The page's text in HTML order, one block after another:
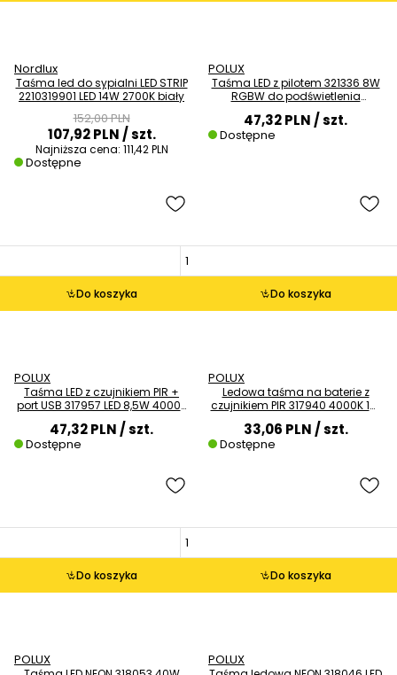
Nordlux
Taśma led do sypialni LED STRIP
2210319901 LED 14W 2700K biały
152,00 PLN
107,92 PLN/ szt.
Najniższa cena: 111,42 PLN
Dostępne
POLUX
Taśma LED z pilotem 321336 8W
RGBW do podświetlenia
telewizora
47,32 PLN/ szt.
Dostępne
Do koszyka
POLUX
Taśma LED z czujnikiem PIR +
port USB 317957 LED 8,5W 4000K
47,32 PLN/ szt.
Dostępne
Do koszyka
POLUX
Ledowa taśma na baterie z
czujnikiem PIR 317940 4000K 1m
33,06 PLN/ szt.
Dostępne
Do koszyka
POLUX
Do koszyka
POLUX